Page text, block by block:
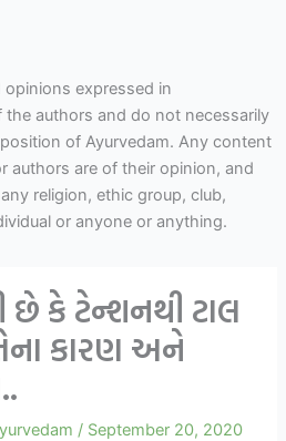
expressed in
authors and do not necessarily
of Ayurvedam. Any content
authors are of their opinion, and
religion, ethic group, club,
or anyone or anything.
કે ટેન્શનથી ટાલ
કારણ અને
/ September 20, 2020